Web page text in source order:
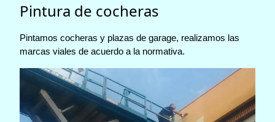
Pintura de cocheras
Pintamos cocheras y plazas de garage, realizamos las
marcas viales de acuerdo a la normativa.